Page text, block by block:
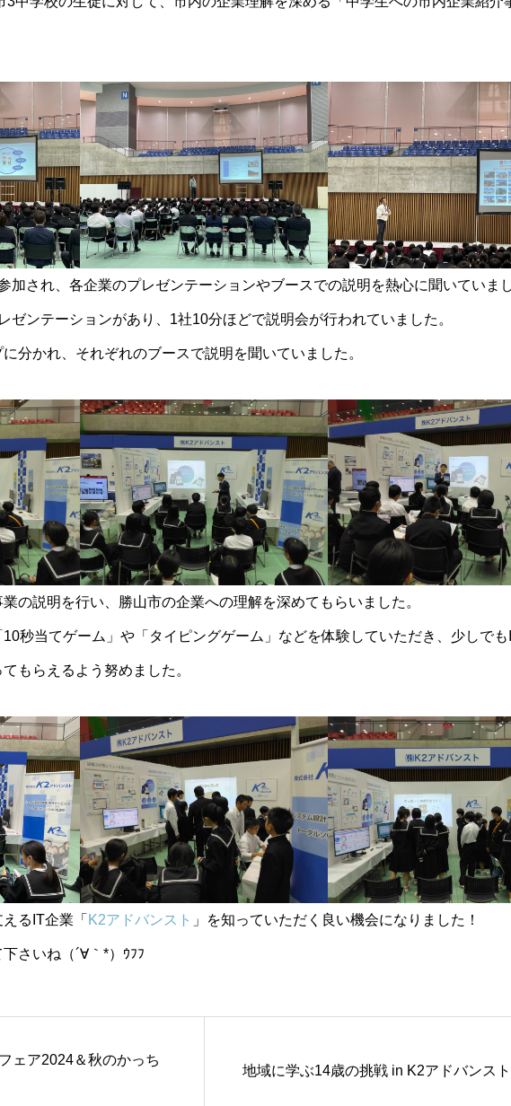
加され、各企業のプレゼンテーションやブースでの説明を熱心に聞いていまし
ゼンテーションがあり、1社10分ほどで説明会が行われていました。
分かれ、それぞれのブースで説明を聞いていました。
の説明を行い、勝山市の企業への理解を深めてもらいました。
秒当てゲーム」や「タイピングゲーム」などを体験していただき、少しでも
もらえるよう努めました。
るIT企業「 K2アドバンスト 」を知っていただく良い機会になりました！
さいね（´∀｀*）ｳﾌﾌ
ェア2024＆秋のかっち
地域に学ぶ14歳の挑戦 in K2アドバンスト